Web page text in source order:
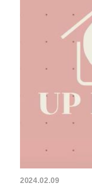
2024.02.09